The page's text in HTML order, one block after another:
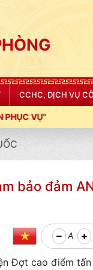
CCHC, DỊCH VỤ
bảo đảm
A
Đợt cao điểm